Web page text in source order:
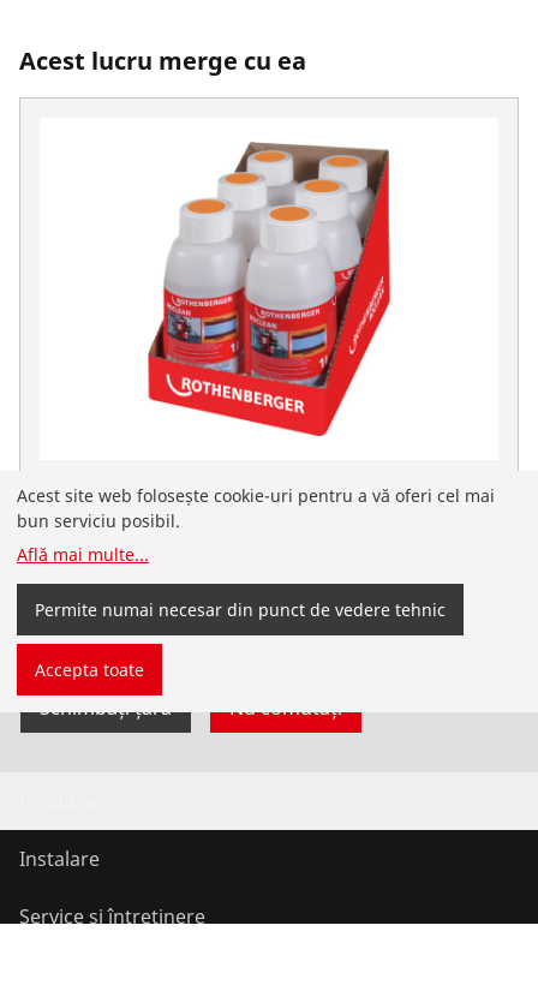
Acest lucru merge cu ea
Pachet de 6 produse chimice de curățare
ROPULS pentru radiatoare
Nu. 1500000200
Ați ajuns pe site-ul ROTHENBERGER pentru România,
în limba română. De asemenea, puteți selecta singur
țara și limba.
Schimbați țara Nu comutați
Instalare
Service și întreținere
Acest site web folosește cookie-uri pentru a vă oferi cel mai
bun serviciu posibil.
Află mai multe...
Permite numai necesar din punct de vedere tehnic
Accepta toate